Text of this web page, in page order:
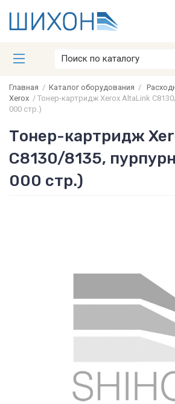
Главная / Каталог оборудования /
Xerox / Тонер-картридж Xerox AltaLink
000 стр.)
Тонер-картридж
C8130/8135,
000 стр.)